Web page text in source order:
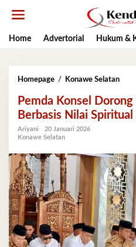
Home
Advertorial Hukum &
Homepage / Konawe Selatan
Pemda Konsel
Berbasis Nilai Spiritual
Ariyani
20 Januari 2026
Konawe Selatan